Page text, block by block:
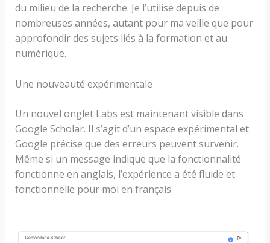
du milieu de la recherche. Je l’utilise depuis de
nombreuses années, autant pour ma veille que pour
approfondir des sujets liés à la formation et au
numérique.
Une nouveauté expérimentale
Un nouvel onglet Labs est maintenant visible dans
Google Scholar. Il s’agit d’un espace expérimental et
Google précise que des erreurs peuvent survenir.
Même si un message indique que la fonctionnalité
fonctionne en anglais, l’expérience a été fluide et
fonctionnelle pour moi en français.